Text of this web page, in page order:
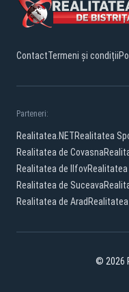
ContactTermeni și condiții
Parteneri:
Realitatea.NETRealitatea
Realitatea de Covasna
Realitatea de Ilfov
Realitatea de Suceava
Realitatea de Arad
© 2026